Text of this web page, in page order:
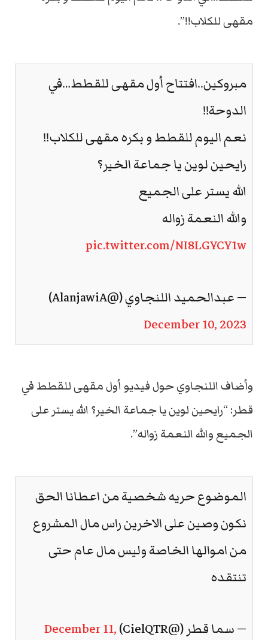
مقهى للكلاب!!”.
مبروكين..افتتاح أول مقهى للقطط…في
الدوحة!!
نعم اليوم للقطط و بكره مقهى للكلاب!!
رايحين لوين يا جماعة الخير؟
الله يستر على الجميع
والله النعمة زواله
pic.twitter.com/NI8LGYCY1w
— عبدالحميد اللنجاوي (@AlanjawiA)
December 10, 2023
وأضاف اللنجاوي حول فيديو أول مقهى للقطط في
قطر: “رايحين لوين يا جماعة الخير؟ الله يستر على
الجميع والله النعمة زواله”.
الموضوع حريه شخصية من اعطانا الحق
نكون وصين على الاخرين راس مال المشروع
من اموالها الخاصة وليس مال عام حتى
تنتقده
— سما قطر (@CielQTR)
December 11,